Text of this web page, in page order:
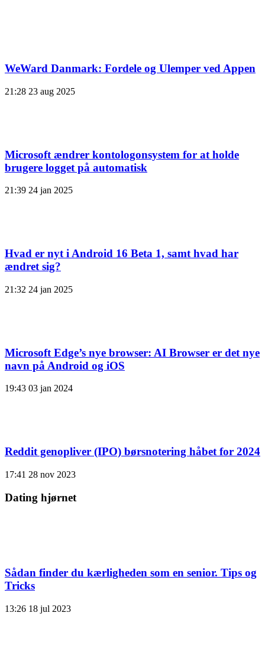
WeWard Danmark: Fordele og Ulemper ved Appen
21:28 23 aug 2025
Microsoft ændrer kontologonsystem for at holde
brugere logget på automatisk
21:39 24 jan 2025
Hvad er nyt i Android 16 Beta 1, samt hvad har
ændret sig?
21:32 24 jan 2025
Microsoft Edge’s nye browser: AI Browser er det nye
navn på Android og iOS
19:43 03 jan 2024
Reddit genopliver (IPO) børsnotering håbet for 2024
17:41 28 nov 2023
Dating hjørnet
Sådan finder du kærligheden som en senior. Tips og
Tricks
13:26 18 jul 2023